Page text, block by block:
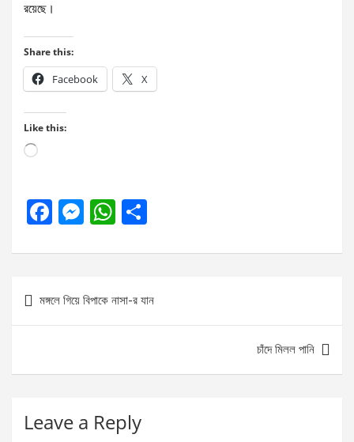
রয়েছে।
Share this:
Facebook X
Like this:
Loading…
F
ce
b
o
M
se
n
g
W
at
A
ar
Post
navigation
মঙ্গলে গিয়ে বিপাকে নাসা-র যান
চাঁদে মিলল পানি
Leave a Reply